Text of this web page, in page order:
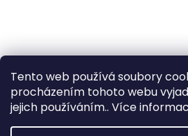
Tento web používá soubory
procházením tohoto webu
jejich používáním.. Více